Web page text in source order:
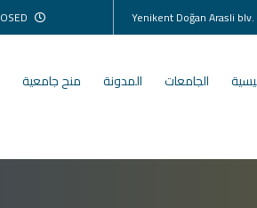
الجامعات المدونة منح جامعية